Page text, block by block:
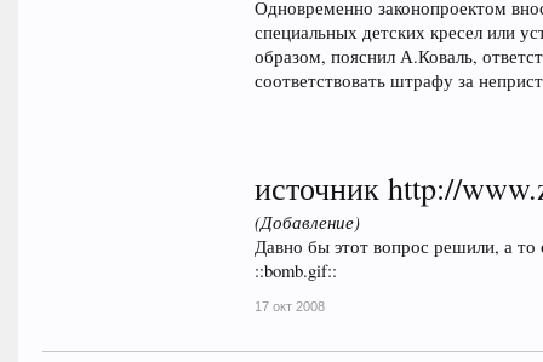
Одновременно законопроектом
специальных детских кресел или
образом, пояснил А.Коваль,
соответствовать штрафу за
источник http://
(Добавление)
Давно бы этот вопрос решили, а
::bomb.gif::
17 окт 2008